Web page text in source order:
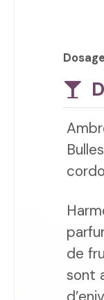
de
sont